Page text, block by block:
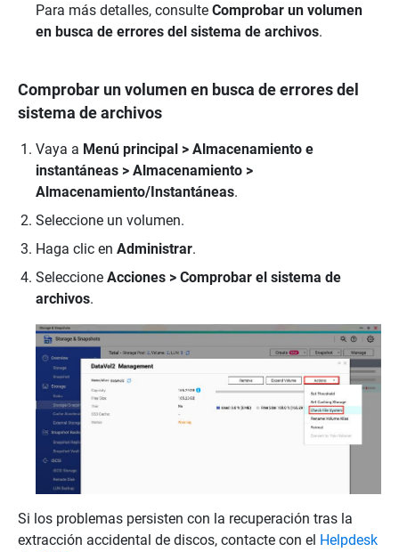
Para más detalles, consulte Comprobar un volumen
en busca de errores del sistema de archivos.
Comprobar un volumen en busca de errores del
sistema de archivos
Vaya a Menú principal > Almacenamiento e
instantáneas > Almacenamiento >
Almacenamiento/Instantáneas.
Seleccione un volumen.
Haga clic en Administrar.
Seleccione Acciones > Comprobar el sistema de
archivos.
Si los problemas persisten con la recuperación tras la
extracción accidental de discos, contacte con el Helpdesk